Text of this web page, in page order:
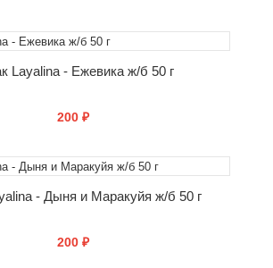
О ПОСТУПЛЕНИИ
Layalina - Ежевика ж/б 50 г
200 ₽
О ПОСТУПЛЕНИИ
- Дыня и Маракуйя ж/б 50 г
200 ₽